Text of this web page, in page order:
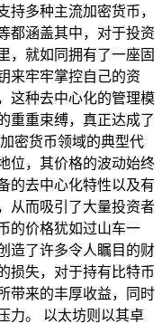
持多种主流加密货币，
都涵盖其中，对于投资
，就如同拥有了一座固
来牢牢掌控自己的资
这种去中心化的管理模
重重束缚，真正达成了
密货币领域的典型代
位，其价格的波动始终
的去中心化特性以及有
从而吸引了大量投资者
的价格犹如过山车一
造了许多令人瞩目的财
损失，对于持有比特币
带来的丰厚收益，同时
力。 以太坊则以其卓